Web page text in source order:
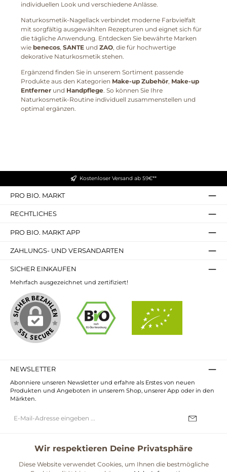
individuellen Look und verschiedene Anlässe.
Naturkosmetik-Nagellack verbindet moderne Farbvielfalt
mit sorgfältig ausgewählten Rezepturen und eignet sich für
die tägliche Anwendung. Entdecken Sie bewährte Marken
wie benecos, SANTE und ZAO, die für hochwertige
dekorative Naturkosmetik stehen.
Ergänzend finden Sie in unserem Sortiment passende
Produkte aus den Kategorien Make-up Zubehör, Make-up
Entferner und Handpflege. So können Sie Ihre
Naturkosmetik-Routine individuell zusammenstellen und
optimal ergänzen.
Kostenloser Versand ab 59€**
PRO BIO. MARKT
RECHTLICHES
PRO BIO. MARKT APP
ZAHLUNGS- UND VERSANDARTEN
SICHER EINKAUFEN
Mehrfach ausgezeichnet und zertifiziert!
NEWSLETTER
Abonniere unseren Newsletter und erfahre als Erstes von neuen
Produkten und Angeboten in unserem Shop, unserer App oder in den
Märkten.
Mail-
UNSERE COMMUNITIES
Wir respektieren Deine Privatsphäre
Diese Website verwendet Cookies, um Ihnen die bestmögliche